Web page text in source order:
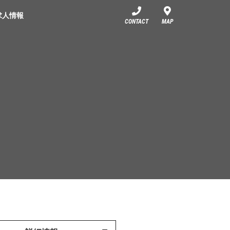
人情報
CONTACT MAP